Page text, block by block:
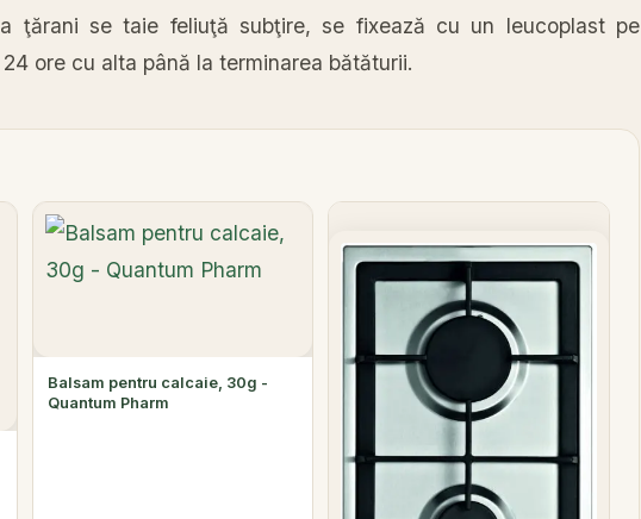
ţărani se taie feliuţă subţire, se fixează cu un leucoplast pe
ore cu alta până la terminarea bătăturii.
Balsam pentru calcaie, 30g -
Quantum Pharm